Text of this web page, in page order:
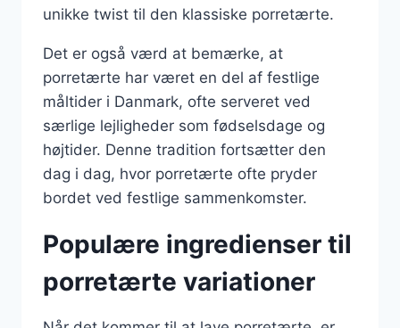
unikke twist til den klassiske porretærte.
Det er også værd at bemærke, at
porretærte har været en del af festlige
måltider i Danmark, ofte serveret ved
særlige lejligheder som fødselsdage og
højtider. Denne tradition fortsætter den
dag i dag, hvor porretærte ofte pryder
bordet ved festlige sammenkomster.
Populære ingredienser til
porretærte variationer